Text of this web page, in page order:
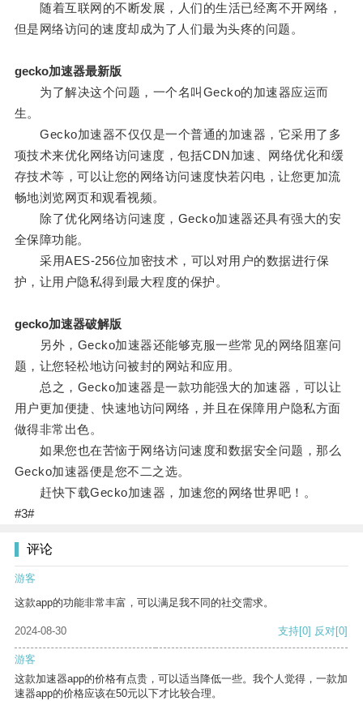
随着互联网的不断发展，人们的生活已经离不开网络，
但是网络访问的速度却成为了人们最为头疼的问题。
gecko加速器最新版
为了解决这个问题，一个名叫Gecko的加速器应运而
生。
Gecko加速器不仅仅是一个普通的加速器，它采用了多
项技术来优化网络访问速度，包括CDN加速、网络优化和缓
存技术等，可以让您的网络访问速度快若闪电，让您更加流
畅地浏览网页和观看视频。
除了优化网络访问速度，Gecko加速器还具有强大的安
全保障功能。
采用AES-256位加密技术，可以对用户的数据进行保
护，让用户隐私得到最大程度的保护。
gecko加速器破解版
另外，Gecko加速器还能够克服一些常见的网络阻塞问
题，让您轻松地访问被封的网站和应用。
总之，Gecko加速器是一款功能强大的加速器，可以让
用户更加便捷、快速地访问网络，并且在保障用户隐私方面
做得非常出色。
如果您也在苦恼于网络访问速度和数据安全问题，那么
Gecko加速器便是您不二之选。
赶快下载Gecko加速器，加速您的网络世界吧！。
#3#
评论
游客
这款app的功能非常丰富，可以满足我不同的社交需求。
2024-08-30 支持[0] 反对[0]
游客
这款加速器app的价格有点贵，可以适当降低一些。我个人觉得，一款加
速器app的价格应该在50元以下才比较合理。